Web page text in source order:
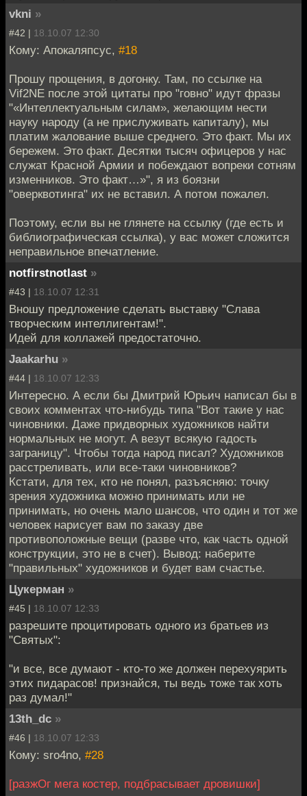
vkni »
#42 | 18.10.07 12:30
Кому: Апокаляпсус, #18
Прошу прощения, в догонку. Там, по ссылке на
Vif2NE после этой цитаты про "говно" идут фразы
"«Интеллектуальным силам», желающим нести
науку народу (а не прислуживать капиталу), мы
платим жалование выше среднего. Это факт. Мы их
бережем. Это факт. Десятки тысяч офицеров у нас
служат Красной Армии и побеждают вопреки сотням
изменников. Это факт…»", я из боязни
"оверквотинга" их не вставил. А потом пожалел.
Поэтому, если вы не глянете на ссылку (где есть и
библиографическая ссылка), у вас может сложится
неправильное впечатление.
notfirstnotlast »
#43 | 18.10.07 12:31
Вношу предложение сделать выставку "Слава
творческим интеллигентам!".
Идей для коллажей предостаточно.
Jaakarhu »
#44 | 18.10.07 12:33
Интересно. А если бы Дмитрий Юрьич написал бы в
своих комментах что-нибудь типа "Вот такие у нас
чиновники. Даже придворных художников найти
нормальных не могут. А везут всякую гадость
заграницу". Чтобы тогда народ писал? Художников
расстреливать, или все-таки чиновников?
Кстати, для тех, кто не понял, разъясняю: точку
зрения художника можно принимать или не
принимать, но очень мало шансов, что один и тот же
человек нарисует вам по заказу две
противоположные вещи (разве что, как часть одной
конструкции, это не в счет). Вывод: наберите
"правильных" художников и будет вам счастье.
Цукерман »
#45 | 18.10.07 12:33
разрешите процитировать одного из братьев из
"Святых":
"и все, все думают - кто-то же должен перехуярить
этих пидарасов! признайся, ты ведь тоже так хоть
раз думал!"
13th_dc »
#46 | 18.10.07 12:33
Кому: sro4no, #28
[разжОг мега костер, подбрасывает дровишки]